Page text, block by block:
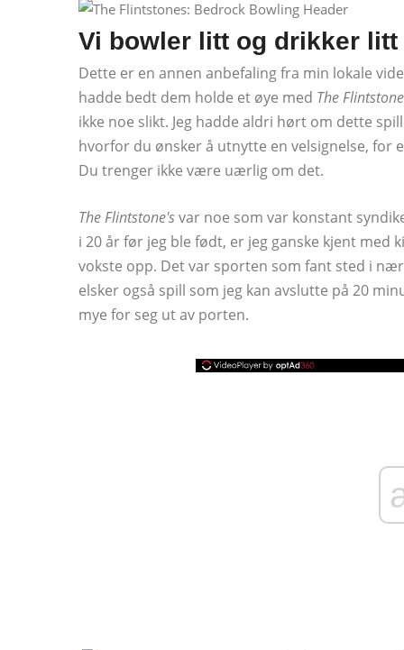
Vi bowler litt og drikker litt
Dette er en annen anbefaling fra min lokale
hadde bedt dem holde et øye med The
ikke noe slikt. Jeg hadde aldri hørt om dette
hvorfor du ønsker å utnytte en velsignelse, for
Du trenger ikke være uærlig om det.
The Flintstone'svar noe som var konstant
i 20 år før jeg ble født, er jeg ganske kjent med
vokste opp. Det var sporten som fant sted i
elsker også spill som jeg kan avslutte på 20
mye for seg ut av porten.